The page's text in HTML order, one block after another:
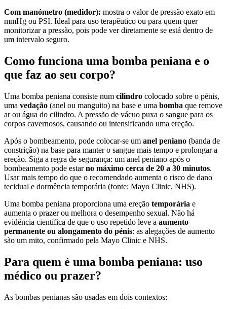
Com manómetro (medidor): mostra o valor de pressão exato em
mmHg ou PSI. Ideal para uso terapêutico ou para quem quer
monitorizar a pressão, pois pode ver diretamente se está dentro de
um intervalo seguro.
Como funciona uma bomba peniana e o
que faz ao seu corpo?
Uma bomba peniana consiste num cilindro colocado sobre o pénis,
uma vedação (anel ou manguito) na base e uma bomba que remove
ar ou água do cilindro. A pressão de vácuo puxa o sangue para os
corpos cavernosos, causando ou intensificando uma ereção.
Após o bombeamento, pode colocar-se um anel peniano (banda de
constrição) na base para manter o sangue mais tempo e prolongar a
ereção. Siga a regra de segurança: um anel peniano após o
bombeamento pode estarno máximo cerca de 20 a 30 minutos.
Usar mais tempo do que o recomendado aumenta o risco de dano
tecidual e dormência temporária (fonte: Mayo Clinic, NHS).
Uma bomba peniana proporciona uma ereção temporária e
aumenta o prazer ou melhora o desempenho sexual. Não há
evidência científica de que o uso repetido leve a aumento
permanente ou alongamento do pénis: as alegações de aumento
são um mito, confirmado pela Mayo Clinic e NHS.
Para quem é uma bomba peniana: uso
médico ou prazer?
As bombas penianas são usadas em dois contextos: